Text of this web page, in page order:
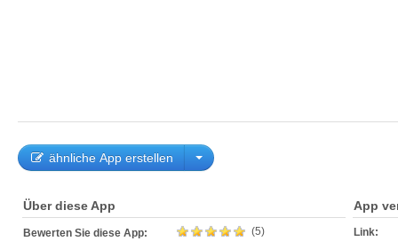
ähnliche App erstellen
Über diese App
Bewerten Sie diese App: (5)
App
Link: